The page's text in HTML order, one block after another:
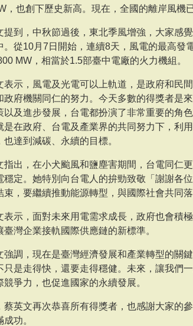
，也創下歷史新高。現在，全國的離岸風機
提到，中秋節過後，東北季風增強，大家感
。從10月7日開始，連續8天，風電的最高發
MW，相當於1.5部臺中電廠的火力機組。
表示，風電及光電可以上軌道，是政府和民
政府機關同仁的努力。今天多數的得獎者是
以及進步發展，台電都扮演了非常重要的角
是在政府、台電及產業界的共同努力下，利
也達到減碳、永續的目標。
指出，在小犬颱風和鹽塵害期間，台電同仁
穩定。她特別向台電人的拚勁致敬「謝謝各
束，要繼續推動能源轉型，與國際社會共同
表示，面對未來用電需求成長，政府也會積
臺灣企業接軌國際供應鏈的新標準。
強調，現在是臺灣經濟發展和產業轉型的關
只是走得快，還要走得穩健。未來，讓我們
競爭力，也促進國家的永續發展。
蔡英文再次恭喜所有得獎者，也感謝大家的
成功。